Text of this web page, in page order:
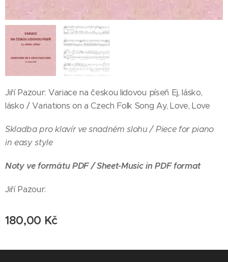
Jiří Pazour: Variace na českou lidovou píseň Ej, lásko,
lásko / Variations on a Czech Folk Song Ay, Love, Love
Skladba pro klavír ve snadném slohu / Piece for piano
in easy style
Noty ve formátu PDF / Sheet-Music in PDF format
Jiří Pazour:
180,00 Kč